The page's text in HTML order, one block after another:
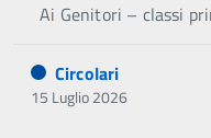
Ai Genitori – classi
Circolari
15 Luglio 2026